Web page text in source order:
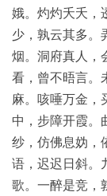
娥。灼灼夭夭，
少，孰云其多。
烟。洞府真人，
看，曾不晤言。
麻。咳唾万金，
中，步障开霞。
纱，仿佛息妫，
语，迟迟日斜。
歌。一醉是竞，
Ancient
Works
经
史
部